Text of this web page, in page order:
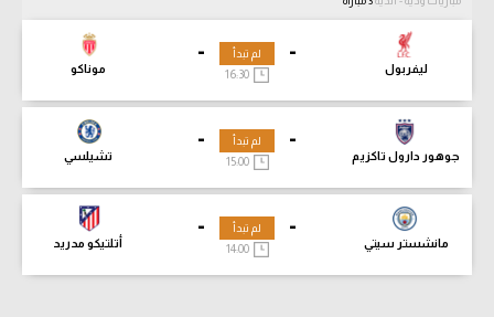
-
ليفربول
-
موناكو
لم تبدأ
-
جوهور دارول تاكزيم
-
تشيلسي
لم تبدأ
15:00
-
مانشستر سيتي
-
أتلتيكو مدريد
لم تبدأ
14:00